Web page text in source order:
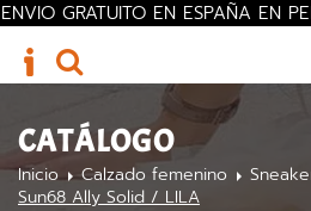
ENVIO GRATUITO EN ESPAÑA EN
CATÁLOGO
Inicio Calzado femenino
Sun68 Ally Solid / LILA